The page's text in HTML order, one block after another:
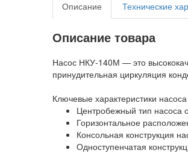
Описание Технические
Описание товара
Насос НКУ-140М — это
принудительная циркуляция
Ключевые характеристики
Центробежный тип насоса
Горизонтальное
Консольная конструкция
Одноступенчатая